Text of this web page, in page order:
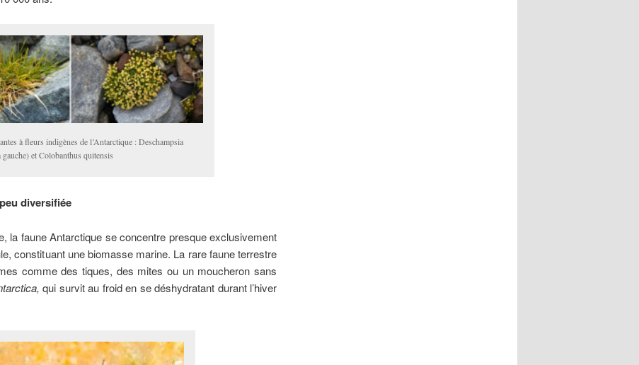
à fleurs indigènes de l’Antarctique : Deschampsia
gauche) et Colobanthus quitensis
diversifiée
la faune Antarctique se concentre presque exclusivement
constituant une biomasse marine. La rare faune terrestre
comme des tiques, des mites ou un moucheron sans
qui survit au froid en se déshydratant durant l’hiver